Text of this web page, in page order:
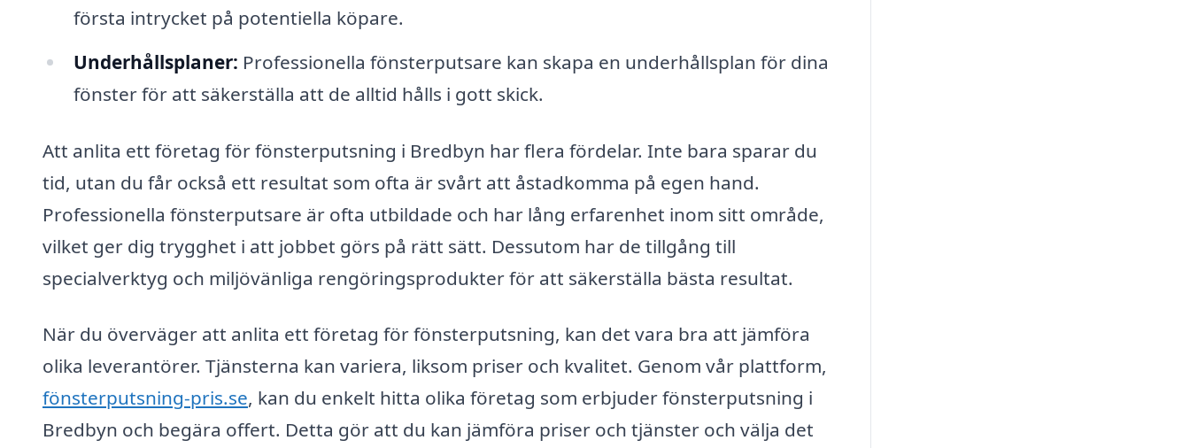
första intrycket på potentiella köpare.
Underhållsplaner: Professionella fönsterputsare kan skapa en underhållsplan för dina
fönster för att säkerställa att de alltid hålls i gott skick.
Att anlita ett företag för fönsterputsning i Bredbyn har flera fördelar. Inte bara sparar du
tid, utan du får också ett resultat som ofta är svårt att åstadkomma på egen hand.
Professionella fönsterputsare är ofta utbildade och har lång erfarenhet inom sitt område,
vilket ger dig trygghet i att jobbet görs på rätt sätt. Dessutom har de tillgång till
specialverktyg och miljövänliga rengöringsprodukter för att säkerställa bästa resultat.
När du överväger att anlita ett företag för fönsterputsning, kan det vara bra att jämföra
olika leverantörer. Tjänsterna kan variera, liksom priser och kvalitet. Genom vår plattform,
fönsterputsning-pris.se, kan du enkelt hitta olika företag som erbjuder fönsterputsning i
Bredbyn och begära offert. Detta gör att du kan jämföra priser och tjänster och välja det